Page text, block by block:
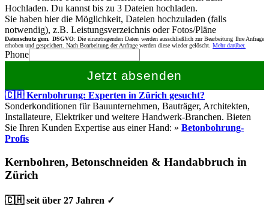
Hochladen. Du kannst bis zu 3 Dateien hochladen.
Sie haben hier die Möglichkeit, Dateien hochzuladen (falls
notwendig), z.B. Leistungsverzeichnis oder Fotos/Pläne
Datenschutz gem. DSGVO: Die einzutragenden Daten werden ausschließlich zur Bearbeitung Ihre Anfrage
erhoben und gespeichert. Nach Bearbeitung der Anfrage werden diese wieder gelöscht. Mehr darüber.
Phone
Jetzt absenden
🇨🇭 Kernbohrung: Experten in Zürich gesucht?
Sonderkonditionen für Bauunternehmen, Bauträger, Architekten,
Installateure, Elektriker und weitere Handwerk-Branchen. Bieten
Sie Ihren Kunden Expertise aus einer Hand: » Betonbohrung-
Profis
Kernbohren, Betonschneiden & Handabbruch in
Zürich
🇨🇭 seit über 27 Jahren ✓